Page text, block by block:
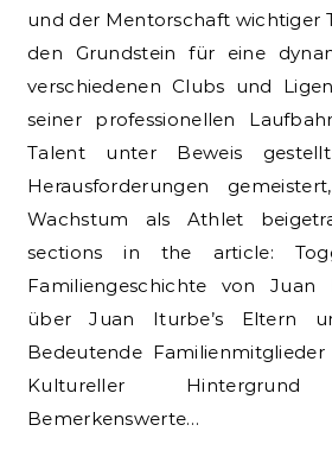
und der Mentorschaft wichtiger
den Grundstein für eine
verschiedenen Clubs und
seiner professionellen
Talent unter Beweis
Herausforderungen
Wachstum als Athlet
sections in the article:
Familiengeschichte von
über Juan Iturbe’s Eltern
Bedeutende
Kultureller
Bemerkenswerte…